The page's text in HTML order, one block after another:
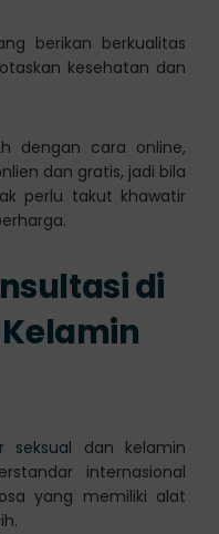
berikan berkualitas
kesehatan dan
dengan cara online,
dan gratis, jadi bila
perlu takut khawatir
di
seksual dan kelamin
internasional
yang memiliki alat